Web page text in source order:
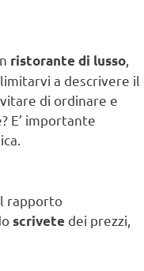
ristorante di lusso,
a descrivere il
di ordinare e
E’ importante
rapporto
scrivete dei prezzi,